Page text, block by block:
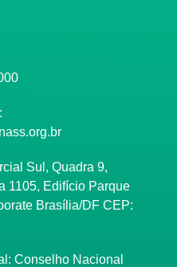
Sul, Quadra 9,
1105, Edifício Parque
Brasília/DF CEP:
Conselho Nacional